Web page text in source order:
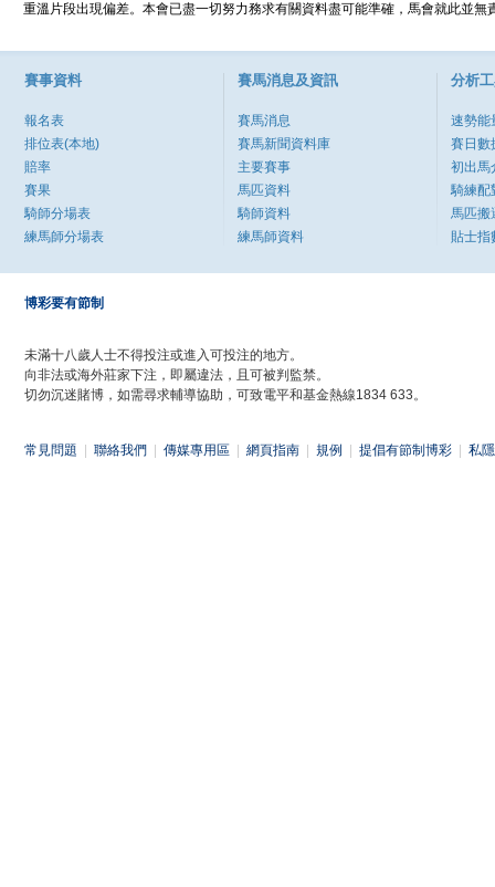
重溫片段出現偏差。本會已盡一切努力務求有關資料盡可能準確，馬會就此並
賽事資料
報名表
排位表(本地)
賠率
賽果
騎師分場表
練馬師分場表
賽馬消息及資訊
賽馬消息
賽馬新聞資料庫
主要賽事
馬匹資料
騎師資料
練馬師資料
分析
速勢能
賽日數
初出馬
騎練配
馬匹搬
貼士指
博彩要有節制
未滿十八歲人士不得投注或進入可投注的地方。
向非法或海外莊家下注，即屬違法，且可被判監禁。
切勿沉迷賭博，如需尋求輔導協助，可致電平和基金熱線1834 633。
常見問題 聯絡我們 傳媒專用區 網頁指南 規例 提倡有節制博彩 私